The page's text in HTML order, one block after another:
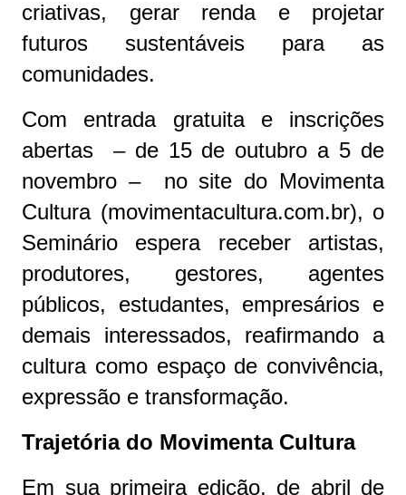
criativas, gerar renda e projetar
futuros sustentáveis para as
comunidades.
Com entrada gratuita e inscrições
abertas – de 15 de outubro a 5 de
novembro – no site do Movimenta
Cultura (movimentacultura.com.br), o
Seminário espera receber artistas,
produtores, gestores, agentes
públicos, estudantes, empresários e
demais interessados, reafirmando a
cultura como espaço de convivência,
expressão e transformação.
Trajetória do Movimenta Cultura
Em sua primeira edição, de abril de